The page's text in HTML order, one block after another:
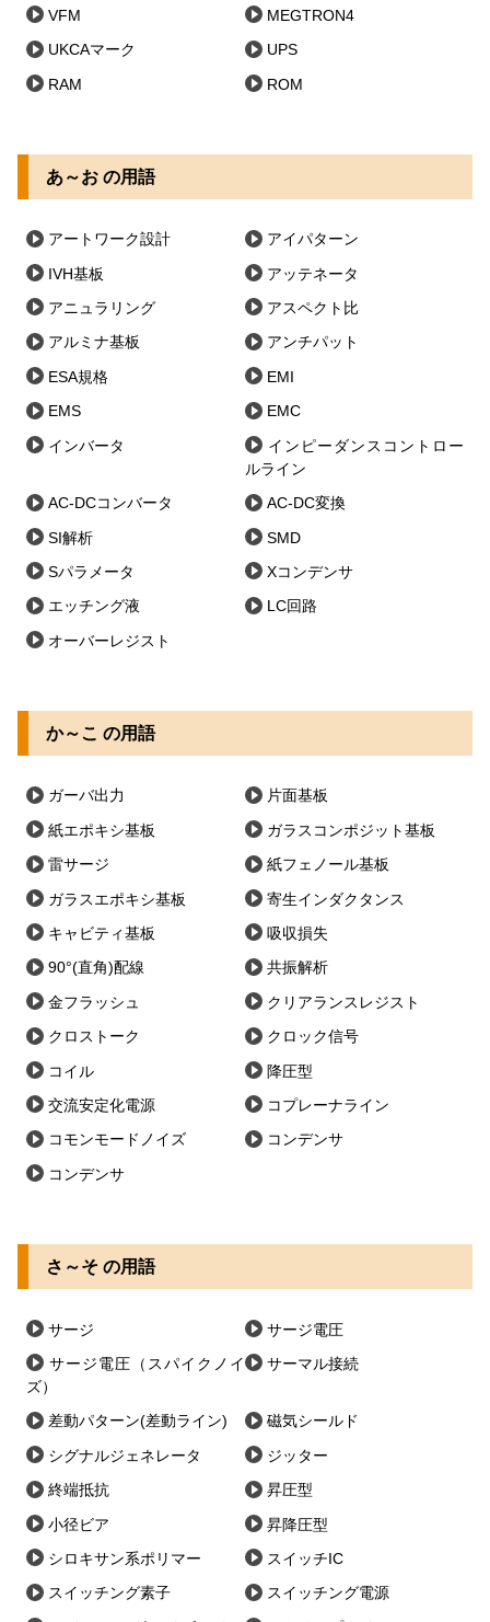
VFM MEGTRON4
UKCAマーク UPS
RAM ROM
あ～お の用語
アートワーク設計 アイパターン
IVH基板 アッテネータ
アニュラリング アスペクト比
アルミナ基板 アンチパット
ESA規格 EMI
EMS EMC
インバータ
インピーダンスコントロー
ルライン
AC-DCコンバータ AC-DC変換
SI解析 SMD
Sパラメータ Xコンデンサ
エッチング液 LC回路
オーバーレジスト
か～こ の用語
ガーバ出力 片面基板
紙エポキシ基板 ガラスコンポジット基板
雷サージ 紙フェノール基板
ガラスエポキシ基板 寄生インダクタンス
キャビティ基板 吸収損失
90°(直角)配線 共振解析
金フラッシュ クリアランスレジスト
クロストーク クロック信号
コイル 降圧型
交流安定化電源 コプレーナライン
コモンモードノイズ コンデンサ
コンデンサ
さ～そ の用語
サージ サージ電圧
サージ電圧（スパイクノイ
ズ）
サーマル接続
差動パターン(差動ライン) 磁気シールド
シグナルジェネレータ ジッター
終端抵抗 昇圧型
小径ビア 昇降圧型
シロキサン系ポリマー スイッチIC
スイッチング素子 スイッチング電源